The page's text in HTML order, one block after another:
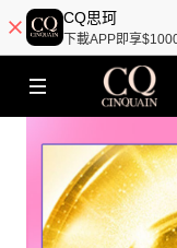
CQ思珂
下載APP即享